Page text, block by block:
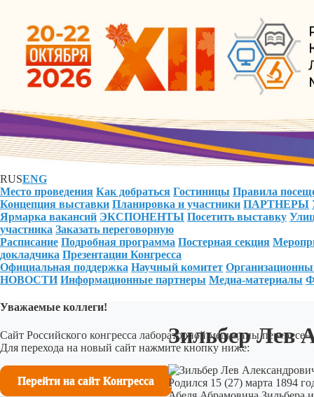
RUSENG
Место проведения Как добраться Гостиницы Правила
Концепция выставки Планировка и участники ПАРТНЕРЫ
Ярмарка вакансий ЭКСПОНЕНТЫ Посетить выставку
участника Заказать переговорную
Расписание Подробная программа Постерная секция
докладчика Презентации Конгресса
Официальная поддержка Научный комитет
НОВОСТИ Информационные партнеры Медиа-материалы
Уважаемые коллеги!
Сайт Российского конгресса лабораторной медицины
Для перехода на новый сайт нажмите кнопку ниже:
Перейти на сайт Конгресса
Зильбер Лев
Родился 15 (27) марта 1894